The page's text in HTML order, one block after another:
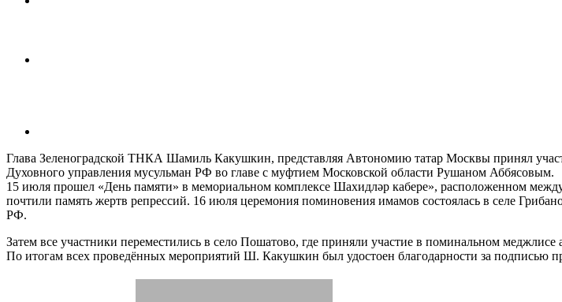
Глава Зеленоградской ТНКА Шамиль Какушкин, представляя Автономию татар Москвы принял
Духовного управления мусульман РФ во главе с муфтием Московской области Рушаном Аббясовым.
15 июля прошел «День памяти» в мемориальном комплексе Шахидләр кабере», расположенном
почтили память жертв репрессий. 16 июля церемония поминовения имамов состоялась в селе
РФ.
Затем все участники переместились в село Пошатово, где приняли участие в поминальном
По итогам всех проведённых мероприятий Ш. Какушкин был удостоен благодарности за подписью